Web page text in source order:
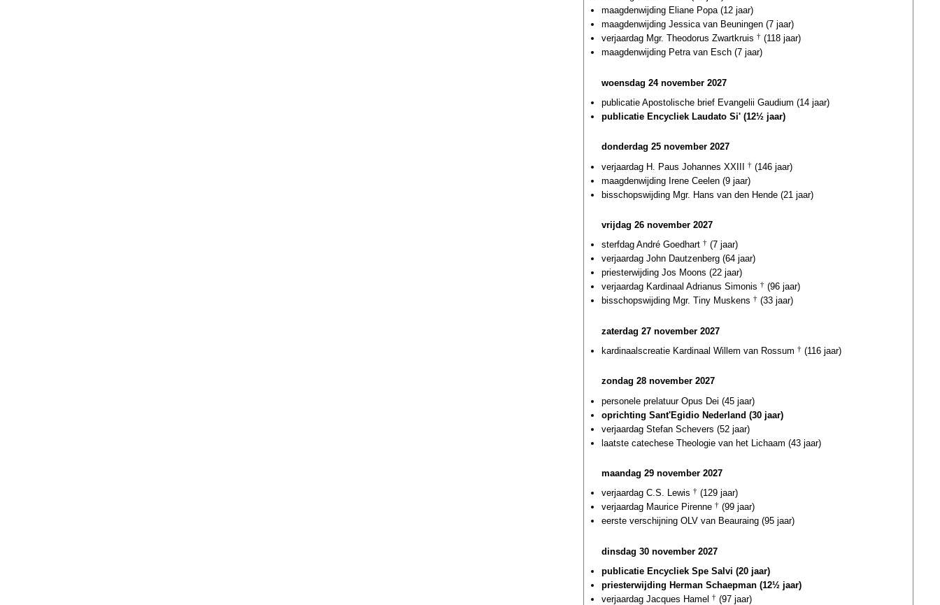
maagdenwijding Eliane Popa (12 jaar)
maagdenwijding Jessica van Beuningen (7 jaar)
verjaardag Mgr. Theodorus Zwartkruis † (118 jaar)
maagdenwijding Petra van Esch (7 jaar)
woensdag 24 november 2027
publicatie Apostolische brief Evangelii Gaudium (14 jaar)
publicatie Encycliek Laudato Si' (12½ jaar)
donderdag 25 november 2027
verjaardag H. Paus Johannes XXIII † (146 jaar)
maagdenwijding Irene Ceelen (9 jaar)
bisschopswijding Mgr. Hans van den Hende (21 jaar)
vrijdag 26 november 2027
sterfdag André Goedhart † (7 jaar)
verjaardag John Dautzenberg (64 jaar)
priesterwijding Jos Moons (22 jaar)
verjaardag Kardinaal Adrianus Simonis † (96 jaar)
bisschopswijding Mgr. Tiny Muskens † (33 jaar)
zaterdag 27 november 2027
kardinaalscreatie Kardinaal Willem van Rossum † (116 jaar)
zondag 28 november 2027
personele prelatuur Opus Dei (45 jaar)
oprichting Sant'Egidio Nederland (30 jaar)
verjaardag Stefan Schevers (52 jaar)
laatste catechese Theologie van het Lichaam (43 jaar)
maandag 29 november 2027
verjaardag C.S. Lewis † (129 jaar)
verjaardag Maurice Pirenne † (99 jaar)
eerste verschijning OLV van Beauraing (95 jaar)
dinsdag 30 november 2027
publicatie Encycliek Spe Salvi (20 jaar)
priesterwijding Herman Schaepman (12½ jaar)
verjaardag Jacques Hamel
† (97 jaar)